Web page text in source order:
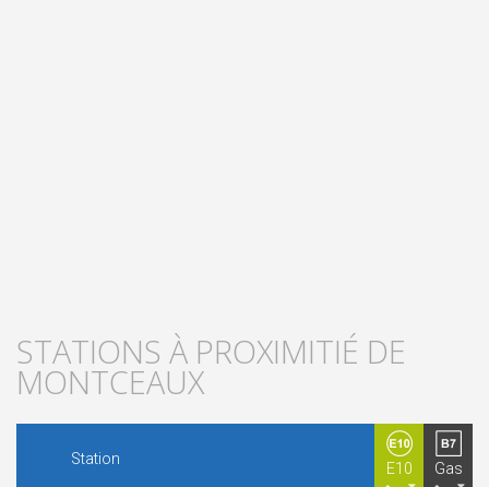
STATIONS À PROXIMITIÉ DE
MONTCEAUX
Station
E10 Gas